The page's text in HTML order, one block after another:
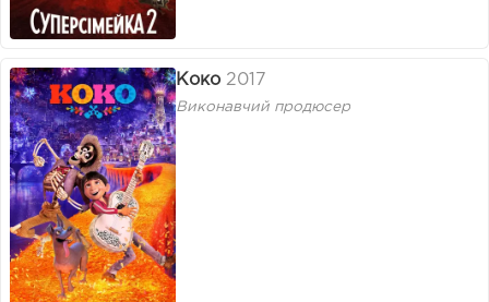
Коко 2017
Виконавчий продюсер